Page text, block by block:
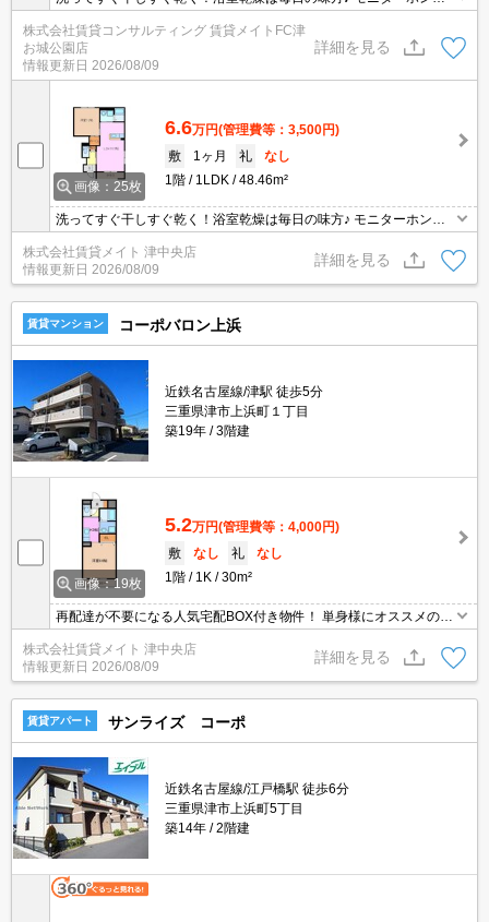
きのお部屋です。お部屋から訪問者を確認できるのでセキュリティ
面はもちろん知らない人やセールスに対応する必要もありません。
株式会社賃貸コンサルティング 賃貸メイトFC津
お城公園店
情報更新日 2026/08/09
詳細を見る
画像：25枚
6.6万円(管理費等：3,500円)
敷
1ヶ月 礼
なし
1階
1LDK 48.46m²
洗ってすぐ干しすぐ乾く！浴室乾燥は毎日の味方♪ モニターホン付
きのお部屋です。お部屋から訪問者を確認できるのでセキュリティ
面はもちろん知らない人やセールスに対応する必要もありません。
株式会社賃貸メイト 津中央店
情報更新日 2026/08/09
詳細を見る
賃貸マンション コーポバロン上浜
近鉄名古屋線/津駅 徒歩5分
三重県津市上浜町１丁目
築19年
3階建
画像：19枚
5.2万円(管理費等：4,000円)
敷
なし 礼
なし
1階
1K 30m²
再配達が不要になる人気宅配BOX付き物件！ 単身様にオススメの間
取りです！居室とキッチンを分けて広々空間をぜひ味わってくださ
い♪
株式会社賃貸メイト 津中央店
情報更新日 2026/08/09
詳細を見る
賃貸アパート サンライズ コーポ
近鉄名古屋線/江戸橋駅 徒歩6分
三重県津市上浜町5丁目
築14年
2階建